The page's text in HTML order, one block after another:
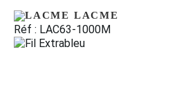
LACME
Réf : LAC63-1000M